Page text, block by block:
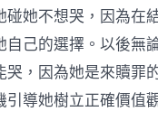
她不想哭，因為在
自己的選擇。以後無
哭，因為她是來贖罪
引導她樹立正確價值